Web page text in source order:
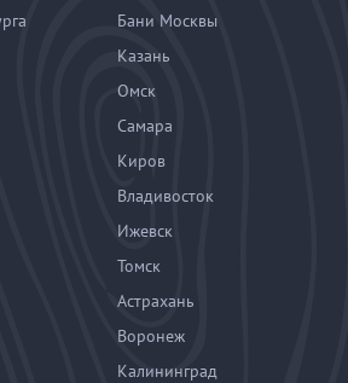
Бани Москвы
Казань
Омск
Самара
Киров
Владивосток
Ижевск
Томск
Астрахань
Воронеж
Калининград